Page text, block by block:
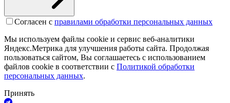
Согласен с правилами обработки персональных данных
Мы используем файлы cookie и сервис веб-аналитики
Яндекс.Метрика для улучшения работы сайта. Продолжая
пользоваться сайтом, Вы соглашаетесь с использованием
файлов cookie в соответствии с Политикой обработки
персональных данных.
Принять